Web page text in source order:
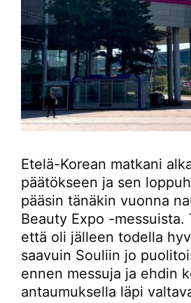
Etelä-Korean matkani
päätökseen ja sen
pääsin tänäkin vuonna
Beauty Expo -messuista.
että oli jälleen todella
saavuin Souliin jo
ennen messuja ja ehdin
antaumuksella läpi